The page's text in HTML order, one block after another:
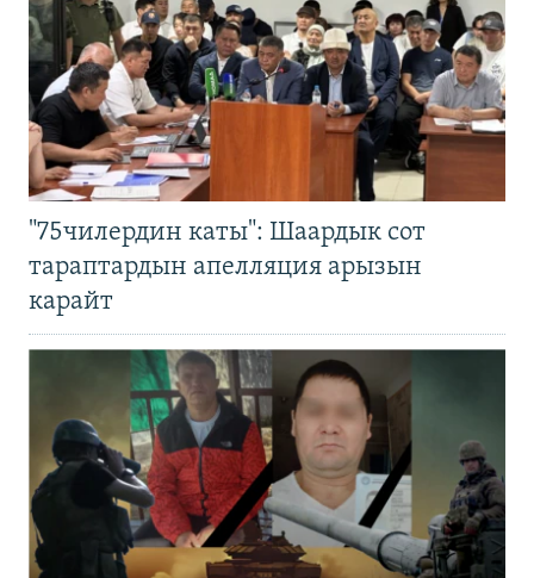
"75чилердин каты": Шаардык сот
тараптардын апелляция арызын
карайт